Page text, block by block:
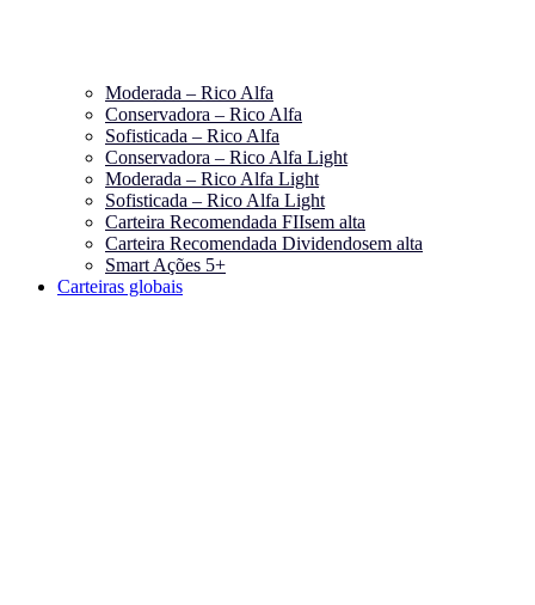
Moderada – Rico Alfa
Conservadora – Rico Alfa
Sofisticada – Rico Alfa
Conservadora – Rico Alfa Light
Moderada – Rico Alfa Light
Sofisticada – Rico Alfa Light
Carteira Recomendada FIIsem alta
Carteira Recomendada Dividendosem alta
Smart Ações 5+
Carteiras globais